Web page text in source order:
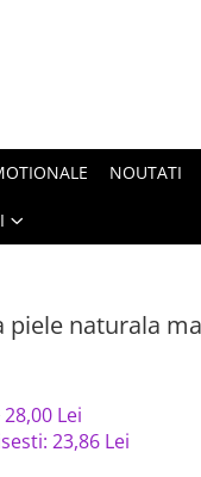
NOUTATI
piele naturala
28,00 Lei
23,86 Lei